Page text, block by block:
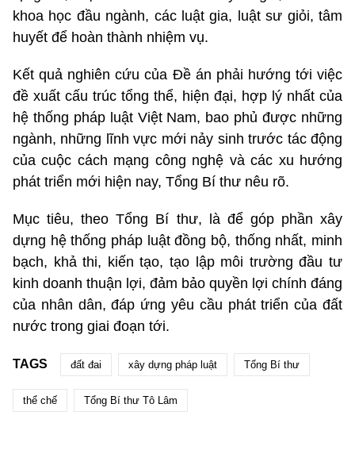
khoa học đầu ngành, các luật gia, luật sư giỏi, tâm
huyết để hoàn thành nhiệm vụ.
Kết quả nghiên cứu của Đề án phải hướng tới việc
đề xuất cấu trúc tổng thể, hiện đại, hợp lý nhất của
hệ thống pháp luật Việt Nam, bao phủ được những
ngành, những lĩnh vực mới nảy sinh trước tác động
của cuộc cách mạng công nghệ và các xu hướng
phát triển mới hiện nay, Tổng Bí thư nêu rõ.
Mục tiêu, theo Tổng Bí thư, là để góp phần xây
dựng hệ thống pháp luật đồng bộ, thống nhất, minh
bạch, khả thi, kiến tạo, tạo lập môi trường đầu tư
kinh doanh thuận lợi, đảm bảo quyền lợi chính đáng
của nhân dân, đáp ứng yêu cầu phát triển của đất
nước trong giai đoạn tới.
TAGS đất đai xây dựng pháp luật Tổng Bí thư
thể chế Tổng Bí thư Tô Lâm